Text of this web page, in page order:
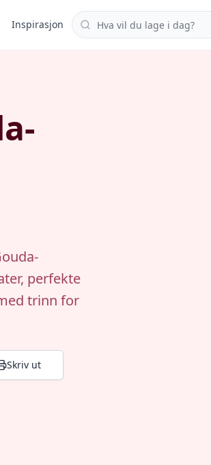
Inspirasjon Søk i oppskrifter
perfekte
trinn for
Skriv ut